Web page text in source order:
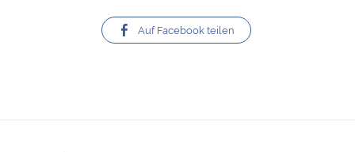
Auf Facebook teilen